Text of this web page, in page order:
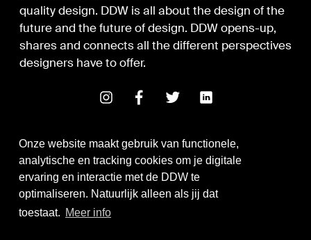
Onze website maakt gebruik van functionele,
analytische en tracking cookies om je digitale
ervaring en interactie met de DDW te
optimaliseren. Natuurlijk alleen als jij dat
toestaat. Meer info
quality design. DDW is all about the design of the
future and the future of design. DDW opens-up,
shares and connects all the different perspectives
designers have to offer.